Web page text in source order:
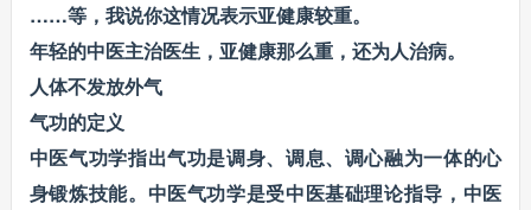
……等，我说你这情况表示亚健康较重。
年轻的中医主治医生，亚健康那么重，还为人治病。
人体不发放外气
气功的定义
中医气功学指出气功是调身、调息、调心融为一体的心
身锻炼技能。中医气功学是受中医基础理论指导，中医